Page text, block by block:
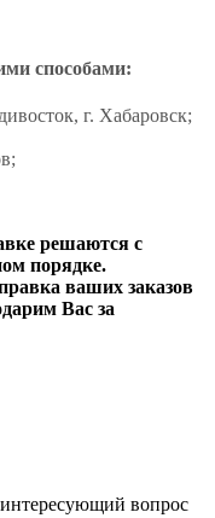
способами:
г. Хабаровск;
решаются с
порядке.
ваших заказов
Вас за
вопрос